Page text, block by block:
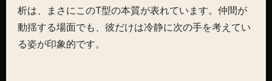
析は、まさにこのT型の本質が表れています。仲間が
動揺する場面でも、彼だけは冷静に次の手を考えてい
る姿が印象的です。